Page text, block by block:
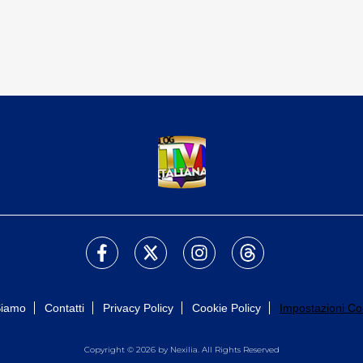
Contatti Privacy Policy Cookie Policy Impostazioni
Copyright © 2026 by Nexilia. All Rights Reserved